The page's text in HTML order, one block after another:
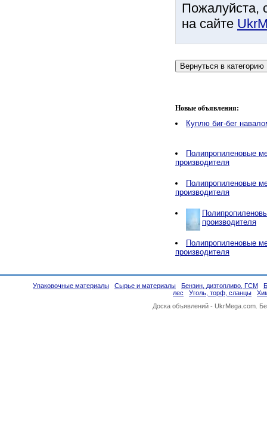
Пожалуйста,
на сайте
Новые объявления:
Куплю биг-бег
Полипропиленовые
производителя
Полипропиленовые
производителя
производителя
Полипропиленовые
производителя
Упаковочные материалы Сырье и материалы Бензин, дизтопливо, ГСМ
лес
Уголь, торф, сланцы
Доска объявлений - UkrMega.com.